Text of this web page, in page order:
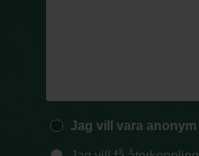
Jag vill vara anonym